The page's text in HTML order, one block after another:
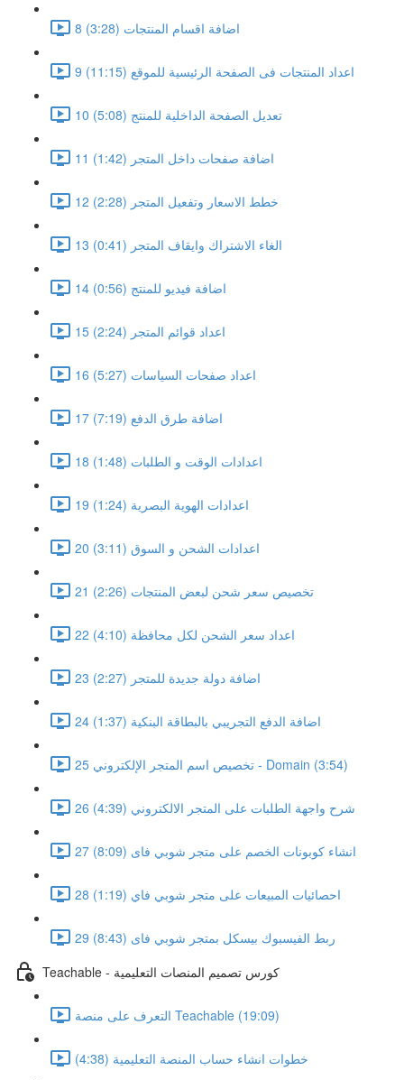
8 اضافة اقسام المنتجات (3:28)
9 اعداد المنتجات فى الصفحة الرئيسية للموقع (11:15)
10 تعديل الصفحة الداخلية للمنتج (5:08)
11 اضافة صفحات داخل المتجر (1:42)
12 خطط الاسعار وتفعيل المتجر (2:28)
13 الغاء الاشتراك وايقاف المتجر (0:41)
14 اضافة فيديو للمنتج (0:56)
15 اعداد قوائم المتجر (2:24)
16 اعداد صفحات السياسات (5:27)
17 اضافة طرق الدفع (7:19)
18 اعدادات الوقت و الطلبات (1:48)
19 اعدادات الهوية البصرية (1:24)
20 اعدادات الشحن و السوق (3:11)
21 تخصيص سعر شحن لبعض المنتجات (2:26)
22 اعداد سعر الشحن لكل محافظة (4:10)
23 اضافة دولة جديدة للمتجر (2:27)
24 اضافة الدفع التجريبي بالبطاقة البنكية (1:37)
25 تخصيص اسم المتجر الإلكتروني - Domain (3:54)
26 شرح واجهة الطلبات على المتجر الالكتروني (4:39)
27 انشاء كوبونات الخصم على متجر شوبي فاى (8:09)
28 احصائيات المبيعات على متجر شوبي فاي (1:19)
29 ربط الفيسبوك بيسكل بمتجر شوبي فاى (8:43)
Teachable - كورس تصميم المنصات التعليمية
التعرف على منصة Teachable (19:09)
خطوات انشاء حساب المنصة التعليمية (4:38)